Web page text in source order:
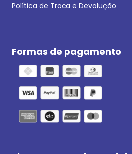
Política de Troca e Devolução
Formas de pagamento